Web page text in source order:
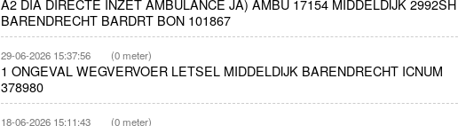
A2 DIA DIRECTE INZET AMBULANCE JA) AMBU 17154 MIDDELDIJK 2992SH
BARENDRECHT BARDRT BON 101867
29-06-2026 15:37:56 (0 meter)
1 ONGEVAL WEGVERVOER LETSEL MIDDELDIJK BARENDRECHT ICNUM
378980
18-06-2026 15:11:43 (0 meter)